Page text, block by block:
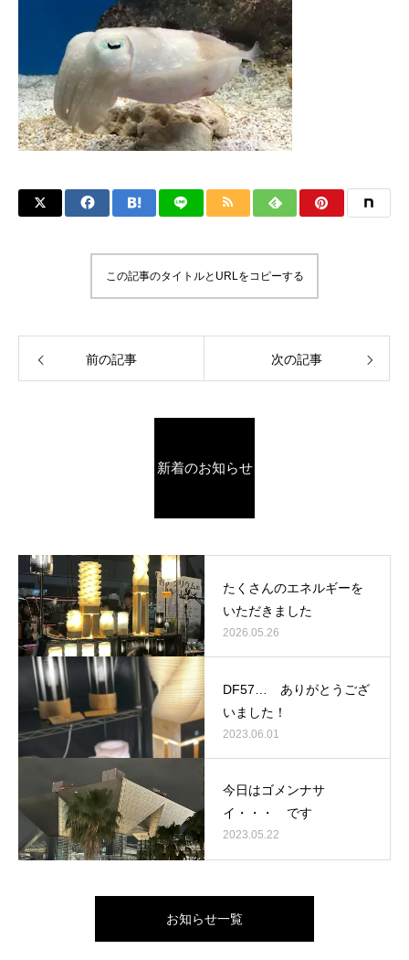
この記事のタイトルとURLをコピーする
前の記事 次の記事
新着のお知らせ
たくさんのエネルギーを
いただきました
2026.05.26
DF57… ありがとうござ
いました！
2023.06.01
今日はゴメンナサ
イ・・・ です
2023.05.22
お知らせ一覧